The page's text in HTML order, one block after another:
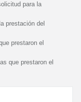
para la
prestación del
prestaron el
que prestaron el